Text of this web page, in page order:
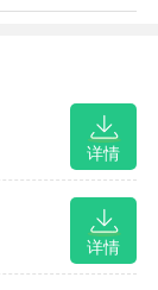
详情
详情